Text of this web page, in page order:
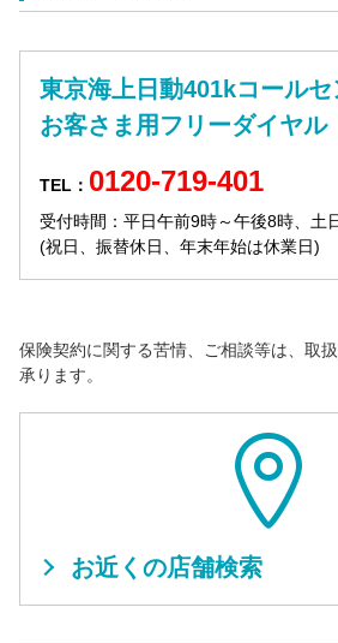
東京海上日動401kコールセ
お客さま用フリーダイヤル
TEL： 0120-719-401
受付時間：平日午前9時～午後8時、土
(祝日、振替休日、年末年始は休業日)
保険契約に関する苦情、ご相談等は、取
承ります。
お近くの店舗検索